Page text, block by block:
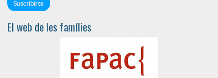
El web de les famílies